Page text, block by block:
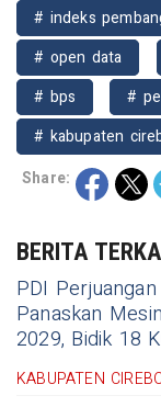
# indeks
# open data
# bps
#
# kabupaten
Share:
BERITA
PDI
Panaskan
2029, Bidik 18
KABUPATEN